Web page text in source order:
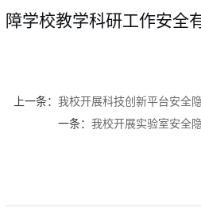
障学校教学科研工作安全
上一条： 我校开展科技创新平台安全
一条： 我校开展实验室安全